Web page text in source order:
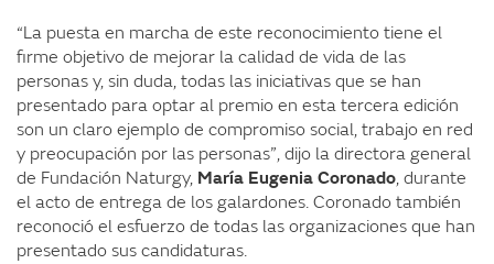
“La puesta en marcha de este reconocimiento tiene el
firme objetivo de mejorar la calidad de vida de las
personas y, sin duda, todas las iniciativas que se han
presentado para optar al premio en esta tercera edición
son un claro ejemplo de compromiso social, trabajo en red
y preocupación por las personas”, dijo la directora general
de Fundación Naturgy, María Eugenia Coronado, durante
el acto de entrega de los galardones. Coronado también
reconoció el esfuerzo de todas las organizaciones que han
presentado sus candidaturas.